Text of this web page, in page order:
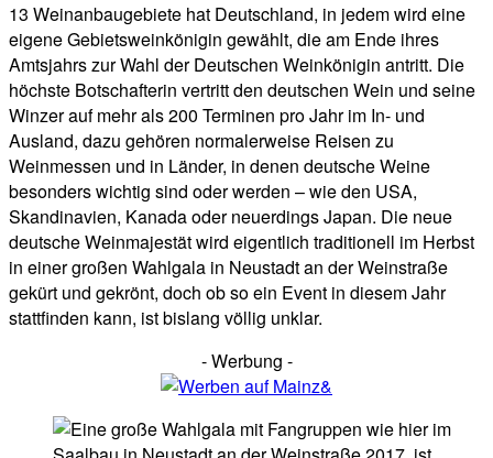
13 Weinanbaugebiete hat Deutschland, in jedem wird eine
eigene Gebietsweinkönigin gewählt, die am Ende ihres
Amtsjahrs zur Wahl der Deutschen Weinkönigin antritt. Die
höchste Botschafterin vertritt den deutschen Wein und seine
Winzer auf mehr als 200 Terminen pro Jahr im In- und
Ausland, dazu gehören normalerweise Reisen zu
Weinmessen und in Länder, in denen deutsche Weine
besonders wichtig sind oder werden – wie den USA,
Skandinavien, Kanada oder neuerdings Japan. Die neue
deutsche Weinmajestät wird eigentlich traditionell im Herbst
in einer großen Wahlgala in Neustadt an der Weinstraße
gekürt und gekrönt, doch ob so ein Event in diesem Jahr
stattfinden kann, ist bislang völlig unklar.
- Werbung -